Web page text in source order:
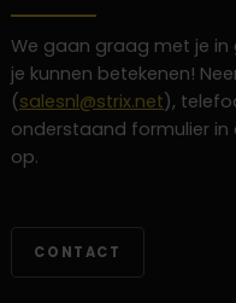
We gaan graag met je
je kunnen betekenen!
(salesnl@strix.net),
onderstaand formulier
op.
CONTACT